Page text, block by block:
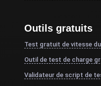
Outils gratuits
Test gratuit de vitesse
Outil de test de charge
Validateur de script de